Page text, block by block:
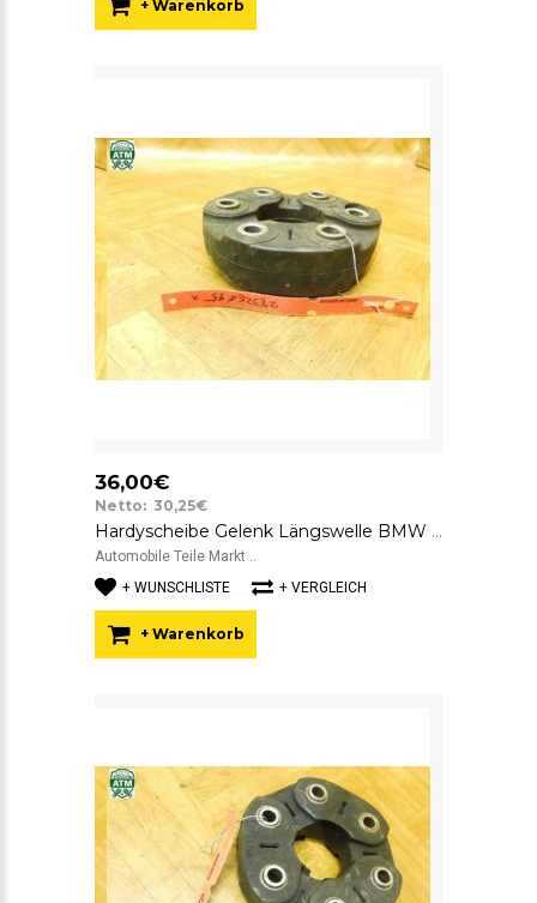
+ Warenkorb
36,00€
Netto: 30,25€
Hardyscheibe Gelenk Längswelle BMW 7610061 SGF GAB01-043 26.11-7610061
Automobile Teile Markt ..
+ WUNSCHLISTE
+ VERGLEICH
+ Warenkorb